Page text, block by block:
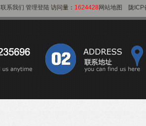
联系我们 管理登陆 访问量： 1624428 网站地图 陇